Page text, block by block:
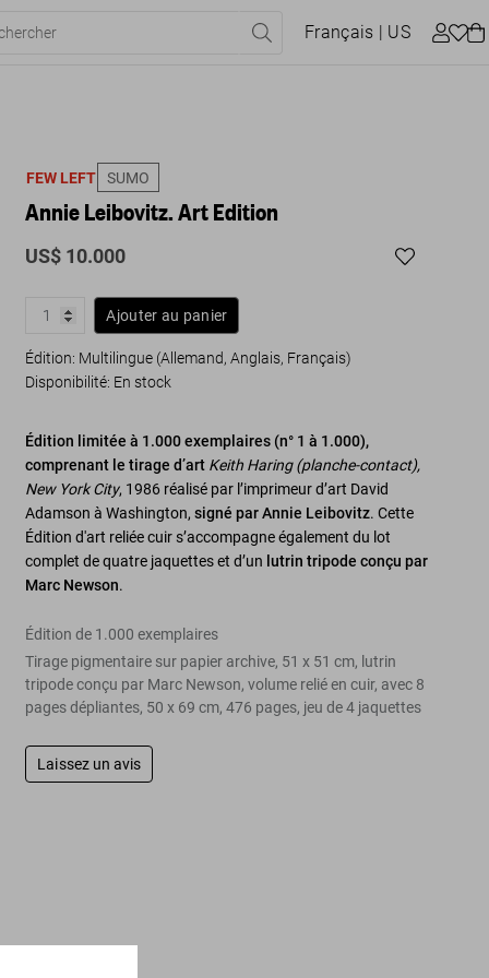
Français | US
FEW LEFT SUMO
Annie Leibovitz. Art Edition
US$ 10.000
Ajouter au panier
Édition: Multilingue (Allemand, Anglais, Français)
Disponibilité: En stock
Édition limitée à 1.000 exemplaires (n° 1 à 1.000),
comprenant le tirage d’art Keith Haring (planche-contact),
New York City, 1986 réalisé par l’imprimeur d’art David
Adamson à Washington,signé par Annie Leibovitz. Cette
Édition d'art reliée cuir s’accompagne également du lot
complet de quatre jaquettes et d’un lutrin tripode conçu par
Marc Newson.
Édition de 1.000 exemplaires
Tirage pigmentaire sur papier archive, 51 x 51 cm, lutrin
tripode conçu par Marc Newson, volume relié en cuir, avec 8
pages dépliantes, 50 x 69 cm, 476 pages, jeu de 4 jaquettes
Laissez un avis